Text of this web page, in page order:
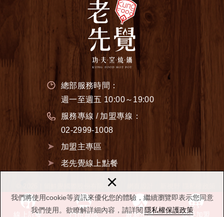
我們將使用cookie等資訊來優化您的體驗，繼續瀏覽即表示您同意
我們使用。欲瞭解詳細內容，請詳閱 隱私權保護政策
×
總部服務時間：
週一至週五 10:00～19:00
服務專線 / 加盟專線：
02-2999-1008
加盟主專區
老先覺線上點餐
線上訂餐 門市資訊 最新消息 我要加盟
© 2026 | 留鮮覺國際股份有限公司